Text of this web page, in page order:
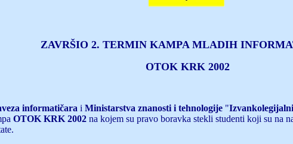
ZAVRŠIO 2. TERMIN KAMPA MLADIH
OTOK KRK 2002
informatičara i Ministarstva znanosti i tehnologije"
OTOK KRK 2002na kojem su pravo boravka stekli studenti koji su na